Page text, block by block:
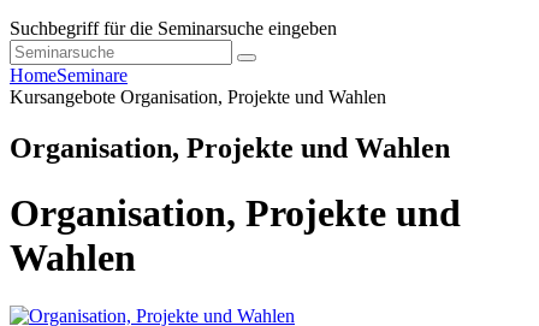
Suchbegriff für die Seminarsuche eingeben
HomeSeminare
Kursangebote Organisation, Projekte und Wahlen
Organisation, Projekte und Wahlen
Organisation, Projekte und
Wahlen